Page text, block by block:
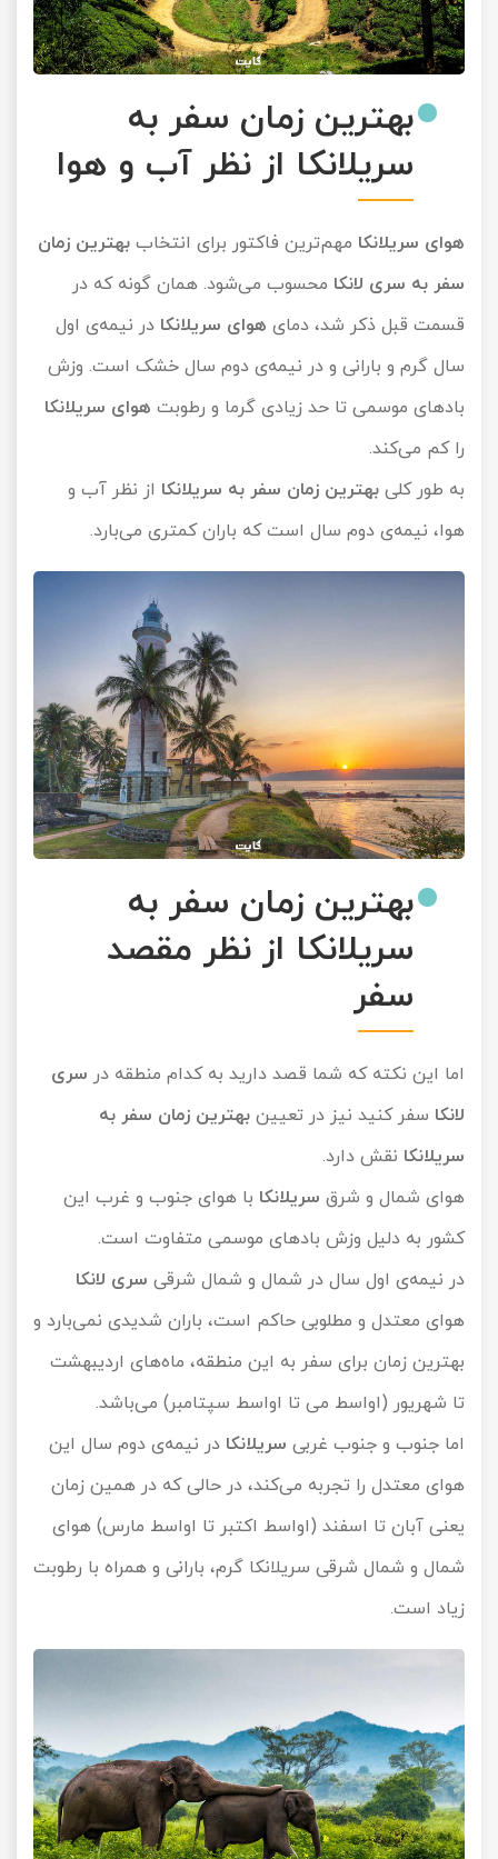
بهترین زمان سفر به
سریلانکا از نظر آب و هوا
هوای سریلانکا مهم‌ترین فاکتور برای انتخاب بهترین زمان
سفر به سری لانکا محسوب می‌شود. همان گونه که در
قسمت قبل ذکر شد، دمای هوای سریلانکا در نیمه‌ی اول
سال گرم و بارانی و در نیمه‌ی دوم سال خشک است. وزش
بادهای موسمی تا حد زیادی گرما و رطوبت هوای سریلانکا
را کم می‌کند.
به طور کلی بهترین زمان سفر به سریلانکا از نظر آب و
هوا، نیمه‌ی دوم سال است که باران کمتری می‌بارد.
بهترین زمان سفر به
سریلانکا از نظر مقصد
سفر
اما این نکته که شما قصد دارید به کدام منطقه در سری
لانکا سفر کنید نیز در تعیین بهترین زمان سفر به
سریلانکا نقش دارد.
هوای شمال و شرق سریلانکا با هوای جنوب و غرب این
کشور به دلیل وزش بادهای موسمی متفاوت است.
در نیمه‌ی اول سال در شمال و شمال شرقی سری لانکا
هوای معتدل و مطلوبی حاکم است، باران شدیدی نمی‌بارد و
بهترین زمان برای سفر به این منطقه، ماه‌های اردیبهشت
تا شهریور (اواسط می تا اواسط سپتامبر) می‌باشد.
اما جنوب و جنوب غربی سریلانکا در نیمه‌ی دوم سال این
هوای معتدل را تجربه می‌کند، در حالی که در همین زمان
یعنی آبان تا اسفند (اواسط اکتبر تا اواسط مارس) هوای
شمال و شمال شرقی سریلانکا گرم، بارانی و همراه با رطوبت
زیاد است.